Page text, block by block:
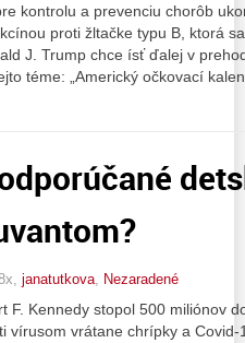
kontrolu a prevenciu chorôb
proti žltačke typu B, ktorá
J. Trump chce ísť ďalej v
téme: „Americký očkovací
janatutkova, Nezaradené
F. Kennedy stopol 500 miliónov
vírusom vrátane chrípky a